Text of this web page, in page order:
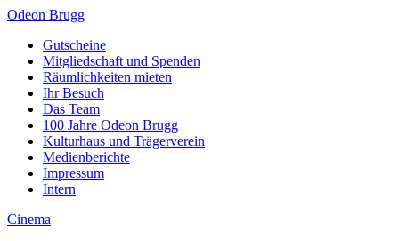
Odeon Brugg
Gutscheine
Mitgliedschaft und Spenden
Räumlichkeiten mieten
Ihr Besuch
Das Team
100 Jahre Odeon Brugg
Kulturhaus und Trägerverein
Medienberichte
Impressum
Intern
Cinema